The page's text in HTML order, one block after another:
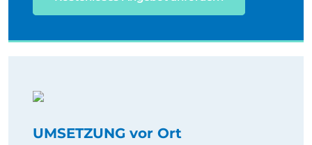
UMSETZUNG vor Ort